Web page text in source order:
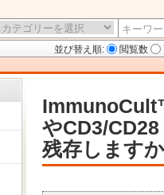
並び替え順: 閲覧数
やCD3/
残存します